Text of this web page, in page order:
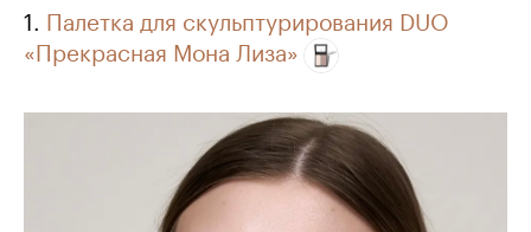
1. Палетка для скульптурирования DUO
«Прекрасная Мона Лиза»